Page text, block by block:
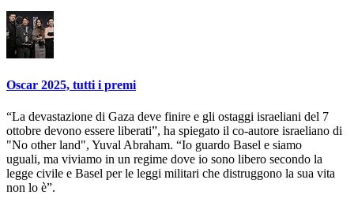
Oscar 2025, tutti i premi
“La devastazione di Gaza deve finire e gli ostaggi israeliani del 7
ottobre devono essere liberati”, ha spiegato il co-autore israeliano di
"No other land", Yuval Abraham. “Io guardo Basel e siamo
uguali, ma viviamo in un regime dove io sono libero secondo la
legge civile e Basel per le leggi militari che distruggono la sua vita
non lo è”.